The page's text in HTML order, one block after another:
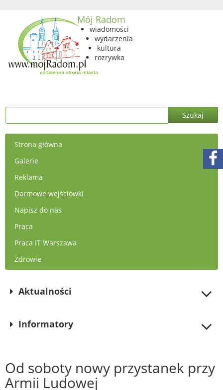
Mój Radom
wiadomości
wydarzenia
kultura
rozrywka
Strona główna
Galerie
Reklama
Darmowe wejściówki
Napisz do nas
Praca
Praca IT Warszawa
Zdrowie
Aktualności
Informatory
Od soboty nowy przystanek przy
Armii Ludowej